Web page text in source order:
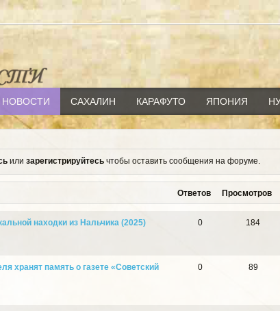
НОВОСТИ САХАЛИН КАРАФУТО ЯПОНИЯ
или зарегистрируйтесь чтобы оставить сообщения на форуме.
Ответов Просмотров
находки из Нальчика (2025)
0 184
хранят память о газете «Советский
0 89